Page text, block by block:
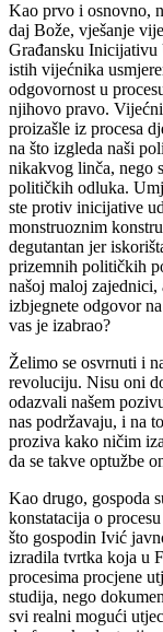
Kao prvo i osnovno,
daj Bože, vješanje
Građansku Inicijativu
istih vijećnika
odgovornost u
njihovo pravo.
proizašle iz procesa
na što izgleda naši
nikakvog linča, nego
političkih odluka.
ste protiv inicijative
monstruoznim
degutantan jer
prizemnih političkih
našoj maloj
izbjegnete odgovor
vas je izabrao?
Želimo se osvrnuti i
revoluciju. Nisu oni
odazvali našem
nas podržavaju, i na
proziva kako ničim
da se takve optužbe
Kao drugo, gospoda
konstatacija o
što gospodin Ivić
izradila tvrtka koja u
procesima procjene
studija, nego
svi realni mogući